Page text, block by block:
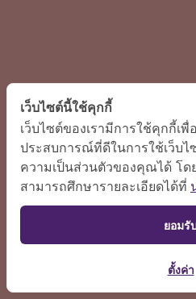
เว็บไซต์นี้ใช้คุกกี้
เว็บไซต์ของเรามีการใช้คุกกี้
ประสบการณ์ที่ดีในการใช้เว็บ
ความเป็นส่วนตัวของคุณได้ โ
สามารถศึกษารายละเอียดได้ที่
ยอมรั
ตั้งค่า